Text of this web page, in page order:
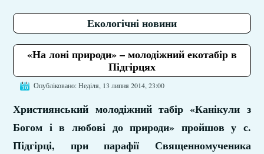
Екологічні новини
«На лоні природи» – молодіжний екотабір в
Підгірцях
Опубліковано: Неділя, 13 липня 2014, 23:00
Християнський молодіжний табір «Канікули з
Богом і в любові до природи» пройшов у с.
Підгірці, при парафії Священномученика